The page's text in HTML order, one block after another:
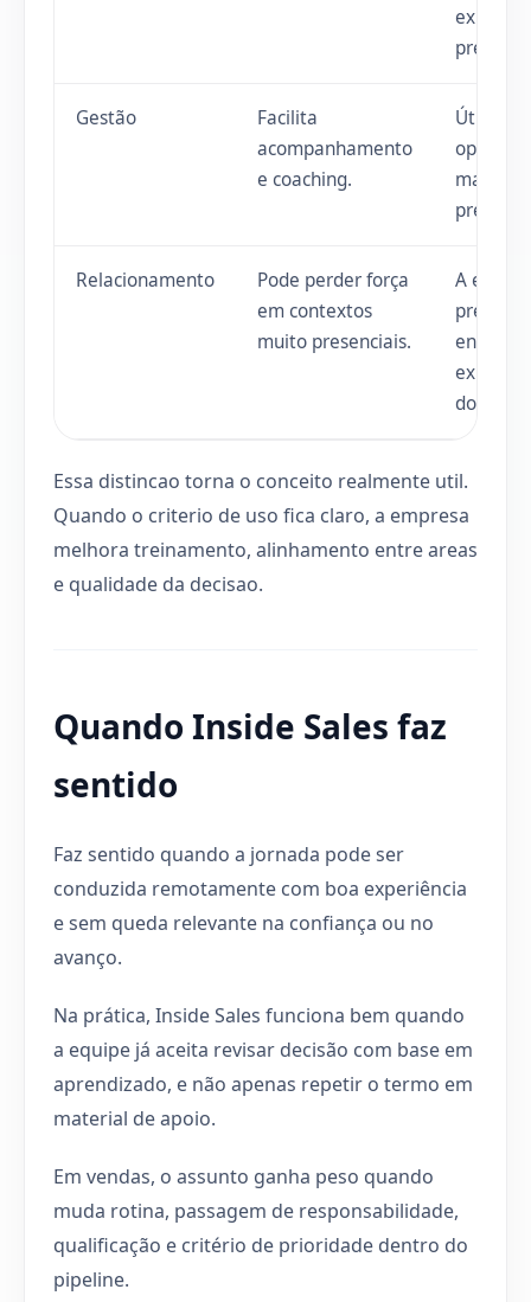
exige
Gestão
Facilita
acompanhamento
e coaching.
Útil para
mais
Relacionamento
Pode perder força
em contextos
muito presenciais.
A
precisa
do
Essa distincao torna o conceito realmente util.
Quando o criterio de uso fica claro, a empresa
melhora treinamento, alinhamento entre areas
e qualidade da decisao.
Quando Inside Sales faz
sentido
Faz sentido quando a jornada pode ser
conduzida remotamente com boa experiência
e sem queda relevante na confiança ou no
avanço.
Na prática, Inside Sales funciona bem quando
a equipe já aceita revisar decisão com base em
aprendizado, e não apenas repetir o termo em
material de apoio.
Em vendas, o assunto ganha peso quando
muda rotina, passagem de responsabilidade,
qualificação e critério de prioridade dentro do
pipeline.